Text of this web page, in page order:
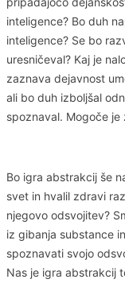
inteligence? Bo duh
inteligence? Se bo
uresničeval? Kaj je
zaznava dejavnost
ali bo duh izboljšal
spoznaval. Mogoče
Bo igra abstrakcij še
svet in hvalil zdravi
njegovo odsvojitev?
iz gibanja substance
spoznavati svojo
Nas je igra abstrakcij